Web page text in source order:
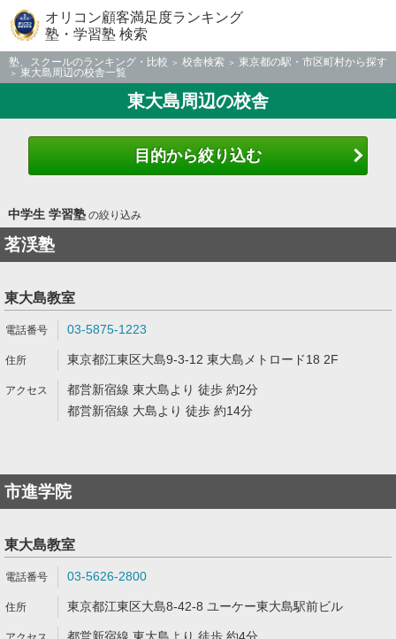
オリコン顧客満足度ランキング
塾・学習塾 検索
塾、スクールのランキング・比較 校舎検索
東京都の駅・市区町村から探す
東大島周辺の校舎一覧
東大島周辺の校舎
目的から絞り込む
中学生 学習塾の絞り込み
茗渓塾
東大島教室
03-5875-1223
東京都江東区大島9-3-12 東大島メトロード18 2F
都営新宿線 東大島より 徒歩 約2分
都営新宿線 大島より 徒歩 約14分
市進学院
東大島教室
03-5626-2800
東京都江東区大島8-42-8 ユーケー東大島駅前ビル